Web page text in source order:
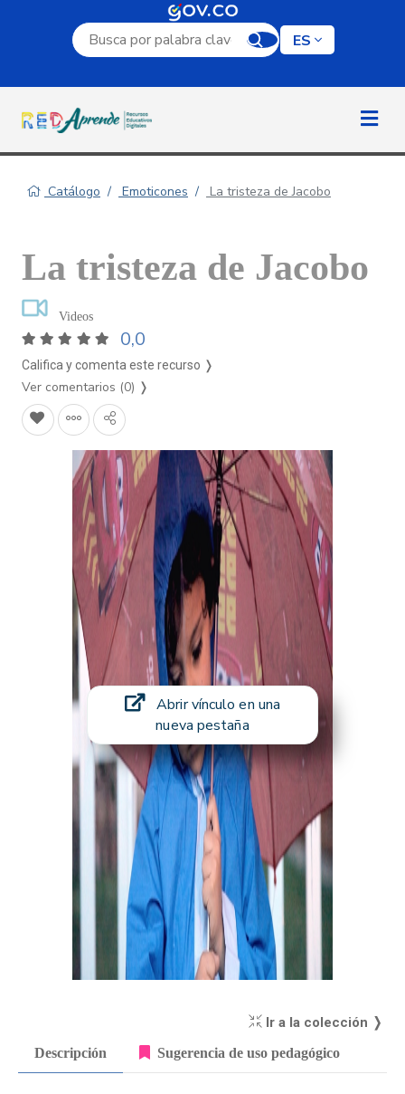
Campo de búsqueda por palabra clave
ES
Catálogo Emoticones La tristeza de Jacobo
La tristeza de Jacobo
Videos
0,0
Califica y comenta este recurso ❭
Ver comentarios (0) ❭
Abrir vínculo en una
nueva pestaña
Ir a la colección ❭
Descripción Sugerencia de uso pedagógico